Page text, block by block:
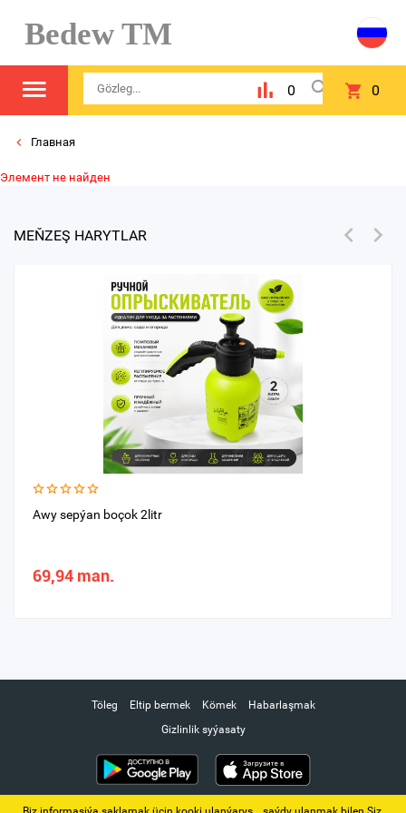
Bedew TM
0 0
Главная
Элемент не найден
MEŇZEŞ HARYTLAR
Awy sepýan boçok 2litr
69,94 man.
Töleg Eltip bermek Kömek
Habarlaşmak
Gizlinlik syýasaty